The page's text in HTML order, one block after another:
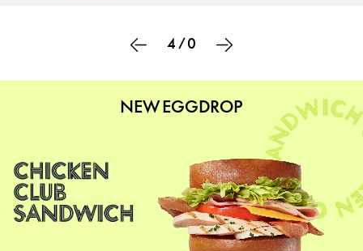
4 /0
NEW EGGDROP